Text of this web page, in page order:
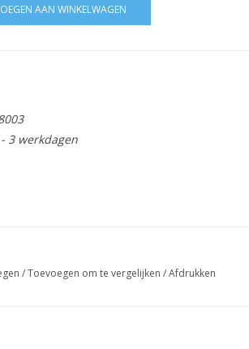
AAN WINKELWAGEN
- 3 werkdagen
/Toevoegen om te vergelijken /Afdrukken